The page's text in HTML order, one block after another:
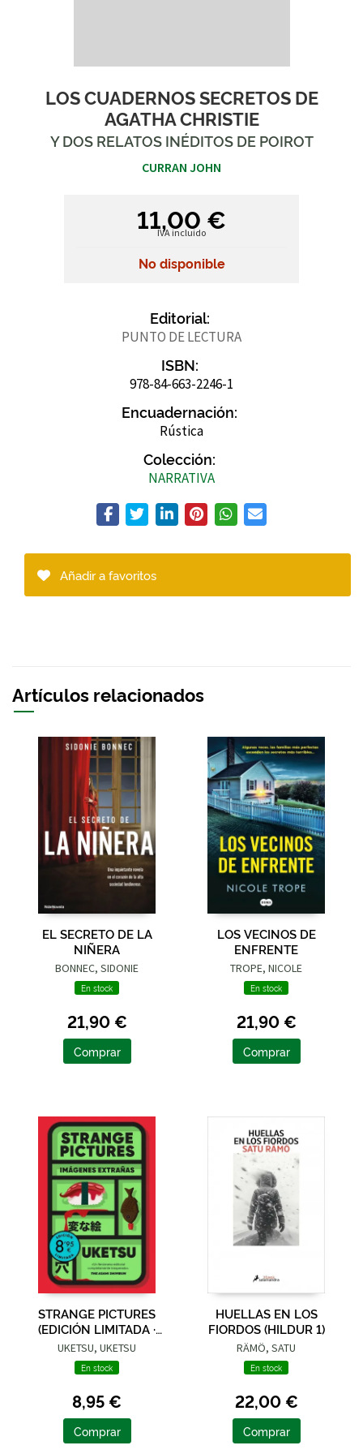
LOS CUADERNOS SECRETOS DE
AGATHA CHRISTIE
Y DOS RELATOS INÉDITOS DE POIROT
CURRAN JOHN
11,00 €
IVA incluido
No disponible
Editorial:
PUNTO DE LECTURA
ISBN:
978-84-663-2246-1
Encuadernación:
Rústica
Colección:
NARRATIVA
Añadir a favoritos
Artículos relacionados
EL SECRETO DE LA
NIÑERA
BONNEC, SIDONIE
En stock
21,90 €
Comprar
LOS VECINOS DE
ENFRENTE
TROPE, NICOLE
En stock
21,90 €
Comprar
STRANGE PICTURES
(EDICIÓN LIMITADA ·
VERANO)
UKETSU, UKETSU
En stock
8,95 €
Comprar
HUELLAS EN LOS
FIORDOS (HILDUR 1)
RÄMÖ, SATU
En stock
22,00 €
Comprar